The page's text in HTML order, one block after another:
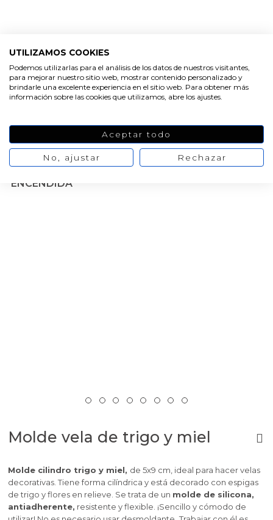
Molde vela de trigo y miel
Molde cilindro trigo y miel, de 5x9 cm, ideal para hacer velas
decorativas. Tiene forma cilíndrica y está decorado con espigas
de trigo y flores en relieve. Se trata de un molde de silicona,
antiadherente, resistente y flexible. ¡Sencillo y cómodo de
UTILIZAMOS COOKIES
Podemos utilizarlas para el análisis de los datos de nuestros visitantes,
para mejorar nuestro sitio web, mostrar contenido personalizado y
brindarle una excelente experiencia en el sitio web. Para obtener más
información sobre las cookies que utilizamos, abre los ajustes.
Aceptar todo
No, ajustar Rechazar